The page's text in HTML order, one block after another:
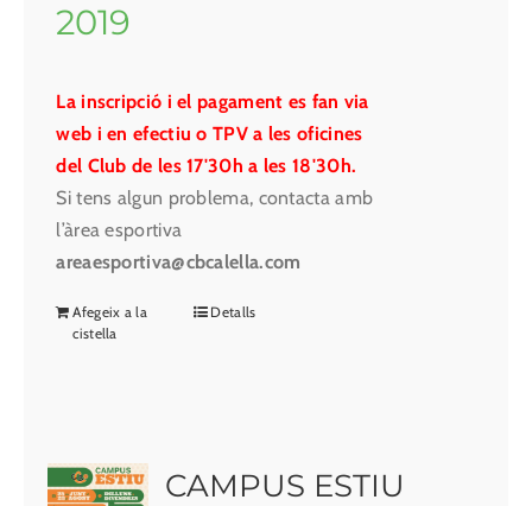
2019
La inscripció i el pagament es fan via
web i en efectiu o TPV a les oficines
del Club de les 17'30h a les 18'30h.
Si tens algun problema, contacta amb
l’àrea esportiva
areaesportiva@cbcalella.com
Afegeix a la
cistella
Detalls
CAMPUS ESTIU